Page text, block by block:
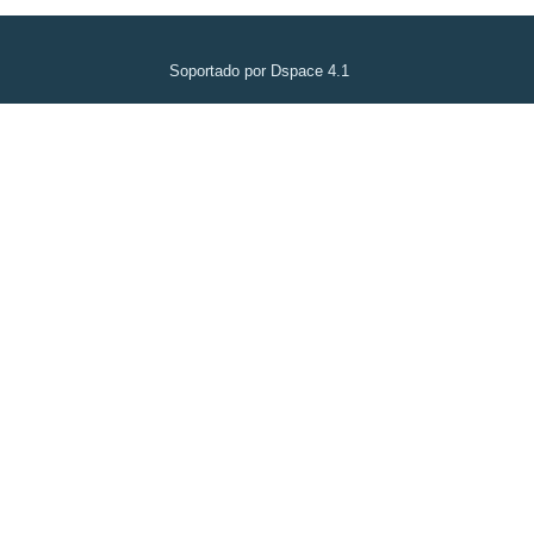
Soportado por Dspace 4.1